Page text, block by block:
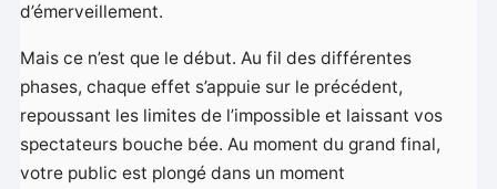
d’émerveillement.
Mais ce n’est que le début. Au fil des différentes
phases, chaque effet s’appuie sur le précédent,
repoussant les limites de l’impossible et laissant vos
spectateurs bouche bée. Au moment du grand final,
votre public est plongé dans un moment